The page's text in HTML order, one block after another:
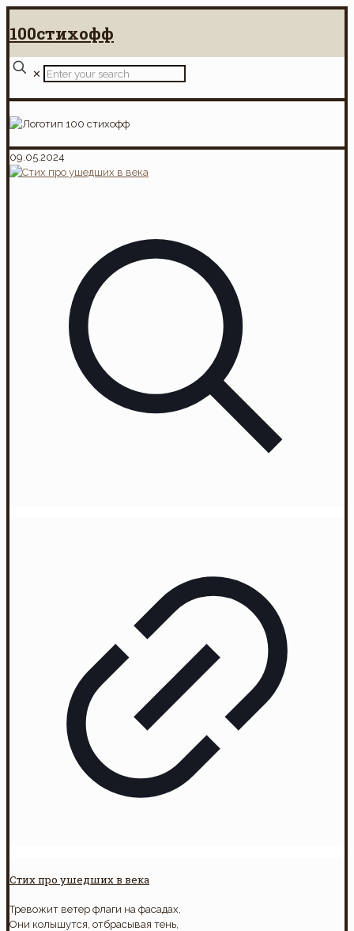
100стихофф
✕
09.05.2024
Стих про ушедших в века
Тревожит ветер флаги на фасадах,
Они колышутся, отбрасывая тень,